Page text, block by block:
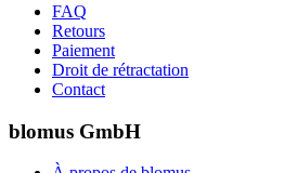
FAQ
Retours
Paiement
Droit de rétractation
Contact
blomus GmbH